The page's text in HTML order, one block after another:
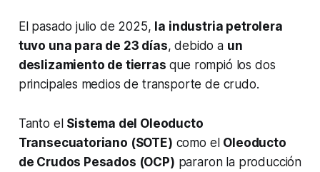
El pasado julio de 2025, la industria petrolera
tuvo una para de 23 días, debido a un
deslizamiento de tierras que rompió los dos
principales medios de transporte de crudo.
Tanto el Sistema del Oleoducto
Transecuatoriano (SOTE) como el Oleoducto
de Crudos Pesados (OCP) pararon la producción